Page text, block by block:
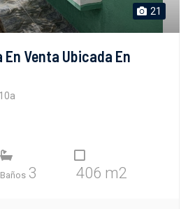
21
Venta Ubicada En
Baños 3 406 m2